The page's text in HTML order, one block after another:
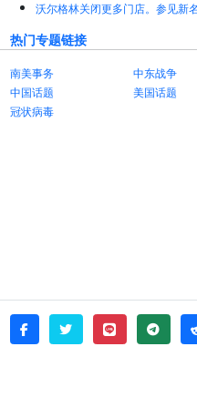
沃尔格林关闭更多门店。参见新
热门专题链接
南美事务 中东战争
中国话题
美国话题
冠状病毒
facebook
twitter line